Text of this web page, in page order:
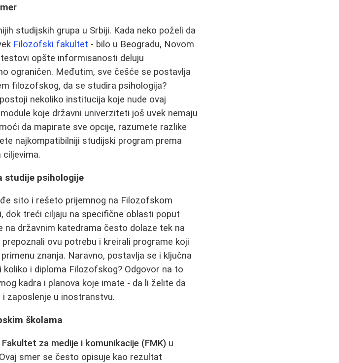
studijskih grupa u Srbiji. Kada neko poželi da
Filozofski fakultet - bilo u Beogradu, Novom
opšte informisanosti deluju
ograničen. Međutim, sve češće se postavlja
filozofskog, da se studira psihologija?
nekoliko institucija koje nude ovaj
koje državni univerziteti još uvek nemaju
da mapirate sve opcije, razumete razlike
najkompatibilniji studijski program prema
studije psihologije
sito i rešeto prijemnog na Filozofskom
dok treći ciljaju na specifične oblasti poput
državnim katedrama često dolaze tek na
ovu potrebu i kreirali programe koji
znanja. Naravno, postavlja se i ključna
koliko i diploma Filozofskog? Odgovor na to
kadra i planova koje imate - da li želite da
i zaposlenje u inostranstvu.
školama
Fakultet za medije i komunikacije (FMK) u
smer se često opisuje kao rezultat